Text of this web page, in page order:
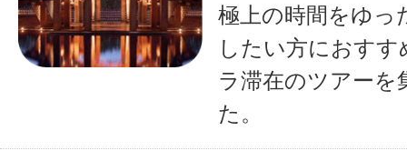
極上の時間をゆっ
したい方におすす
ラ滞在のツアーを
た。